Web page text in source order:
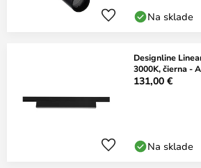
Na sklade
Designline
3000K, čierna -
131,00 €
Na sklade